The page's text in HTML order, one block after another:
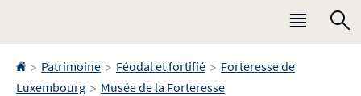
Menu
Accueil
> Patrimoine > Féodal et fortifié > Forteresse de
Luxembourg > Musée de la Forteresse